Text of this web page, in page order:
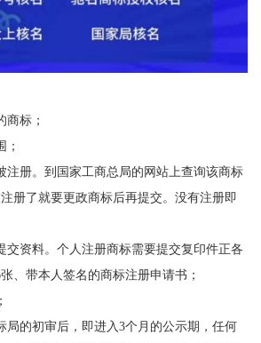
商标；
；
注册。到国家工商总局的网站上查询该商标
册了就要更政商标后再提交。没有注册即
交资料。个人注册商标需要提交复印件正各
、带本人签名的商标注册申请书；
局的初审后，即进入3个月的公示期，任何